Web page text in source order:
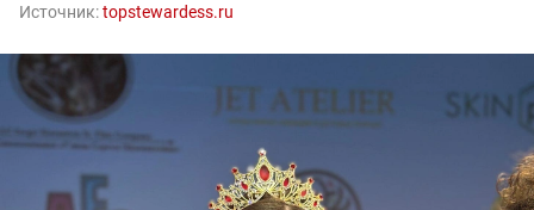
Источник:topstewardess.ru